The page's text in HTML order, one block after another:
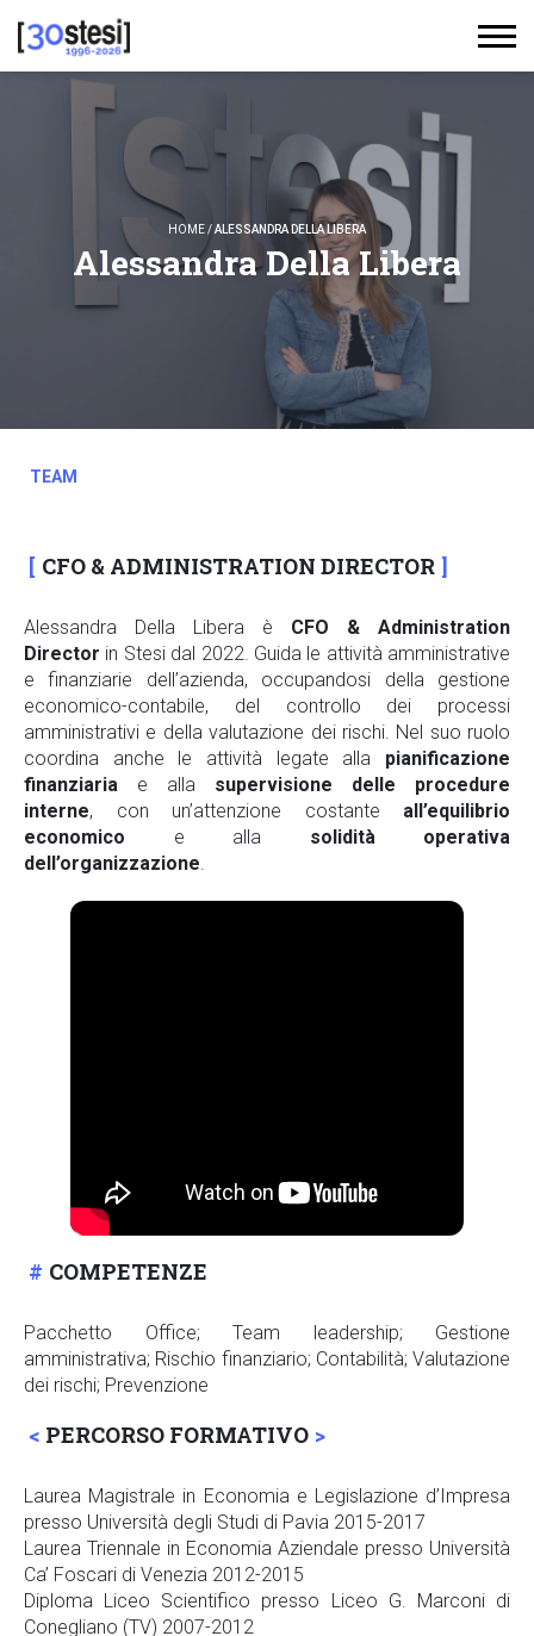
HOME/ALESSANDRA DELLA LIBERA
Alessandra Della Libera
TEAM
CFO & ADMINISTRATION DIRECTOR
Alessandra Della Libera è CFO & Administration
Director in Stesi dal 2022. Guida le attività amministrative
e finanziarie dell’azienda, occupandosi della gestione
economico-contabile, del controllo dei processi
amministrativi e della valutazione dei rischi. Nel suo ruolo
coordina anche le attività legate alla pianificazione
finanziaria e alla supervisione delle procedure
interne, con un’attenzione costante all’equilibrio
economico e alla solidità operativa
dell’organizzazione.
COMPETENZE
Pacchetto Office; Team leadership; Gestione
amministrativa; Rischio finanziario; Contabilità; Valutazione
dei rischi; Prevenzione
PERCORSO FORMATIVO
Laurea Magistrale in Economia e Legislazione d’Impresa
presso Università degli Studi di Pavia 2015-2017
Laurea Triennale in Economia Aziendale presso Università
Ca’ Foscari di Venezia 2012-2015
Diploma Liceo Scientifico presso Liceo G. Marconi di
Conegliano (TV) 2007-2012